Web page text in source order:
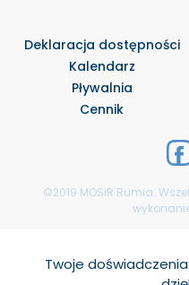
Twoje
Deklaracja dostępności
Kalendarz
Pływalnia
Cennik
©2019 MOSiR Rumia.